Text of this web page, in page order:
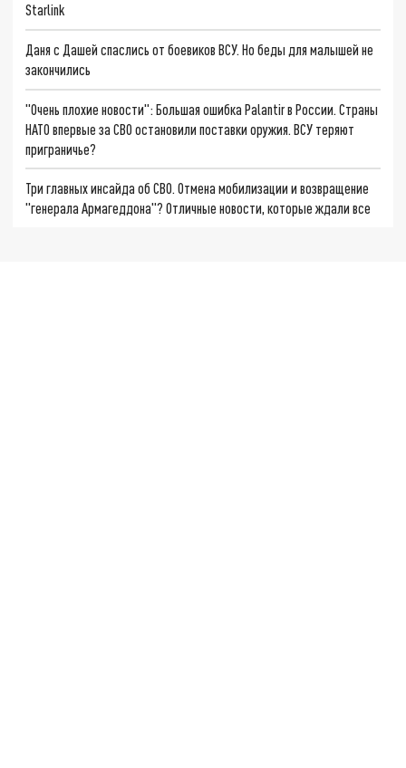
Starlink
Даня с Дашей спаслись от боевиков ВСУ. Но беды для малышей не
закончились
"Очень плохие новости": Большая ошибка Palantir в России. Страны
НАТО впервые за СВО остановили поставки оружия. ВСУ теряют
приграничье?
Три главных инсайда об СВО. Отмена мобилизации и возвращение
"генерала Армагеддона"? Отличные новости, которые ждали все